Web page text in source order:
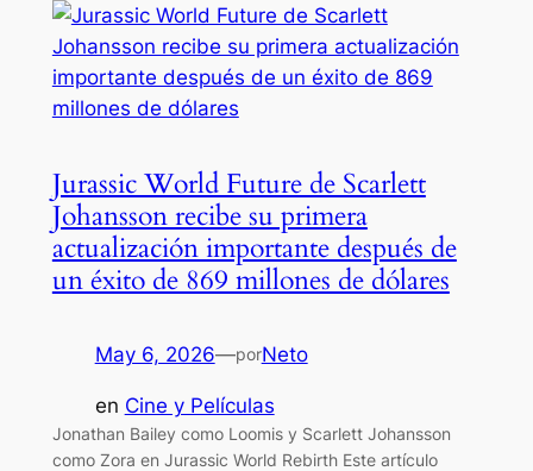
Jurassic World Future de Scarlett
Johansson recibe su primera
actualización importante después de
un éxito de 869 millones de dólares
May 6, 2026—porNeto
en Cine y Películas
Jonathan Bailey como Loomis y Scarlett Johansson
como Zora en Jurassic World Rebirth Este artículo